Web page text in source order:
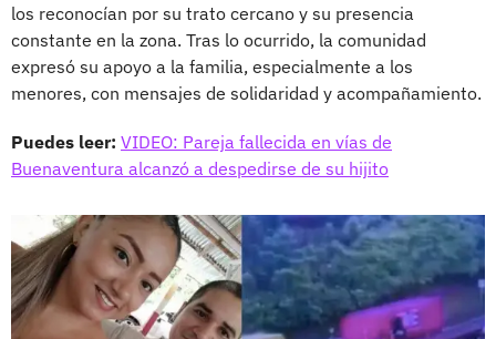
los reconocían por su trato cercano y su presencia
constante en la zona. Tras lo ocurrido, la comunidad
expresó su apoyo a la familia, especialmente a los
menores, con mensajes de solidaridad y acompañamiento.
Puedes leer: VIDEO: Pareja fallecida en vías de
Buenaventura alcanzó a despedirse de su hijito